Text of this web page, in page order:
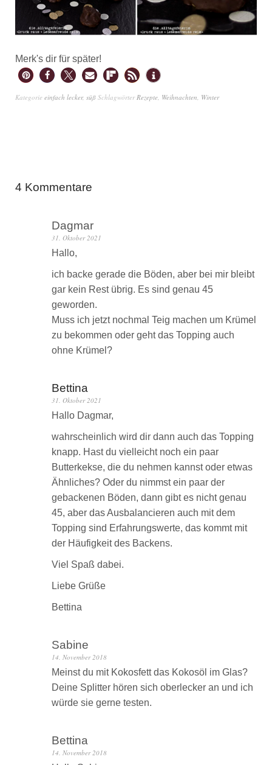
Merk's dir für später!
Kategorie einfach lecker, süß SchlagwörterRezepte, Weihnachten, Winter
4 Kommentare
Dagmar
31. Oktober 2021
Hallo,
ich backe gerade die Böden, aber bei mir bleibt
gar kein Rest übrig. Es sind genau 45
geworden.
Muss ich jetzt nochmal Teig machen um Krümel
zu bekommen oder geht das Topping auch
ohne Krümel?
Bettina
31. Oktober 2021
Hallo Dagmar,
wahrscheinlich wird dir dann auch das Topping
knapp. Hast du vielleicht noch ein paar
Butterkekse, die du nehmen kannst oder etwas
Ähnliches? Oder du nimmst ein paar der
gebackenen Böden, dann gibt es nicht genau
45, aber das Ausbalancieren auch mit dem
Topping sind Erfahrungswerte, das kommt mit
der Häufigkeit des Backens.
Viel Spaß dabei.
Liebe Grüße
Bettina
Sabine
14. November 2018
Meinst du mit Kokosfett das Kokosöl im Glas?
Deine Splitter hören sich oberlecker an und ich
würde sie gerne testen.
Bettina
14. November 2018